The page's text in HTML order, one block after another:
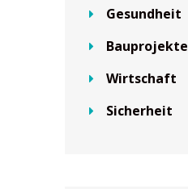
Gesundheit
Bauprojekte
Wirtschaft
Sicherheit